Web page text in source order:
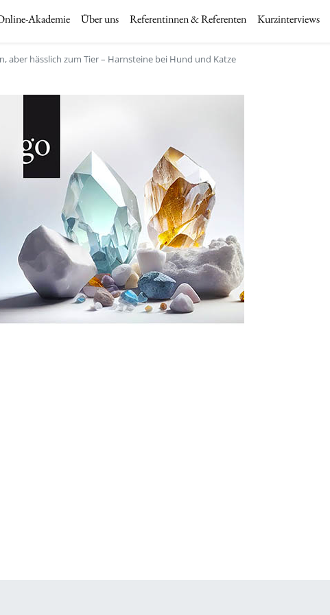
Akademie Über uns Referentinnen & Referenten Kurzinterviews
aber hässlich zum Tier – Harnsteine bei Hund und Katze